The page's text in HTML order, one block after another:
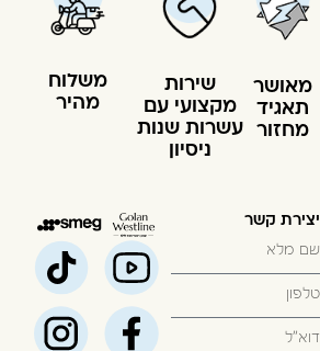
מאושר
תאגיד
מחזור
שירות
מקצועי עם
עשרות שנות
ניסיון
משלוח
מהיר
יצירת קשר